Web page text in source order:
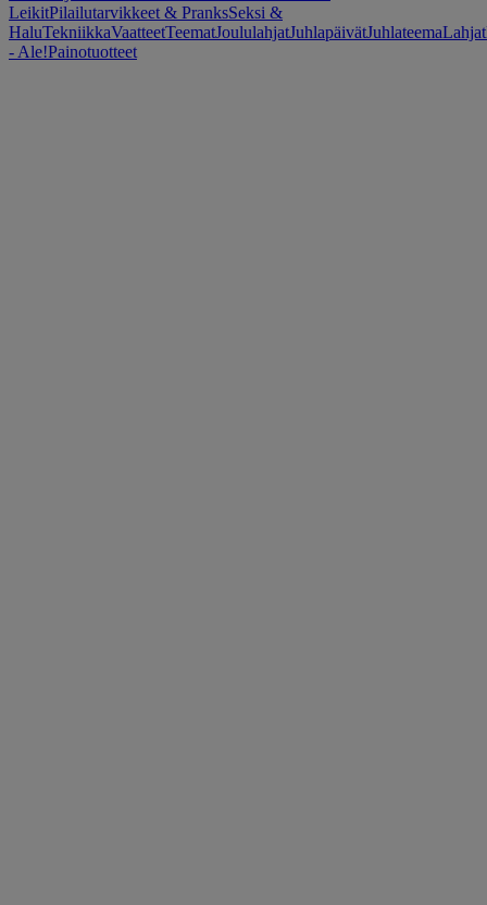
LeikitPilailutarvikkeet & PranksSeksi &
HaluTekniikkaVaatteetTeematJoululahjatJuhlapäivätJuhlateemaLahjat
- Ale!Painotuotteet